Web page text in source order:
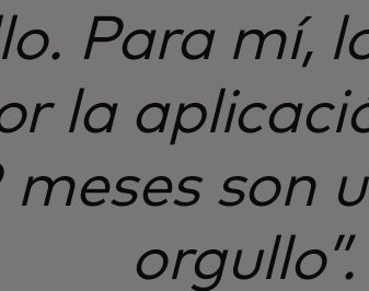
Para mí,
la
meses son
orgullo”.